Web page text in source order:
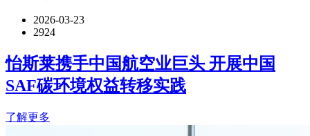
2026-03-23
2924
怡斯莱携手中国航空业巨头 开展中国
SAF碳环境权益转移实践
了解更多